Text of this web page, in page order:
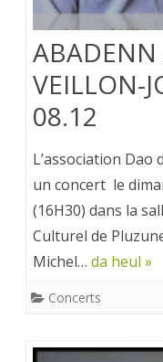
ABADENN
VEILLON-
08.12
L’association Dao
un concert le
(16H30) dans la
Culturel de
Michel… da heul »
Concerts